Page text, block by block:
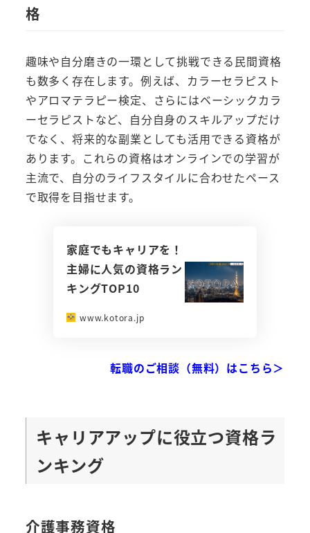
格
趣味や自分磨きの一環として挑戦できる民間資格
も数多く存在します。例えば、カラーセラピスト
やアロマテラピー検定、さらにはベーシックカラ
ーセラピストなど、自分自身のスキルアップだけ
でなく、将来的な副業としても活用できる資格が
あります。これらの資格はオンラインでの学習が
主流で、自分のライフスタイルに合わせたペース
で取得を目指せます。
家庭でもキャリアを！
主婦に人気の資格ラン
キングTOP10
www.kotora.jp
転職のご相談（無料）はこちら＞
キャリアアップに役立つ資格ラ
ンキング
介護事務資格